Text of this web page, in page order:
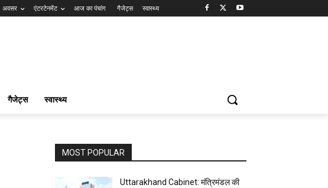
अवसर एंटरटेनमेंट आज का पंचांग गैजेट्स स्वास्थ्य
गैजेट्स स्वास्थ्य
MOST POPULAR
Uttarakhand Cabinet: मंत्रिमंडल की